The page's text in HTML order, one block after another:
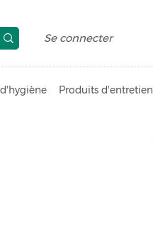
Produits d'entretien
Se connecter